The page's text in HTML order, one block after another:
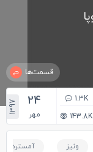
قسمت‌ها
1.3K
143.8K
24
مهر 1397
ونیز آمستردام